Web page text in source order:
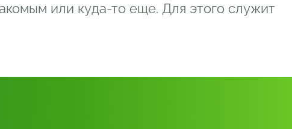
или куда-то еще. Для этого служит